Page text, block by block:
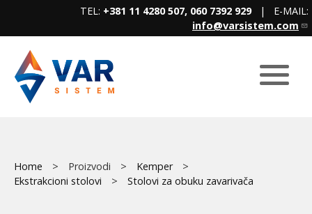
content
TEL: +381 11 4280 507, 060 7392 929| E-MAIL:
info@varsistem.com
Main
Breadcrumb
Home Proizvodi
Kemper
Ekstrakcioni stolovi
Stolovi za obuku zavarivača